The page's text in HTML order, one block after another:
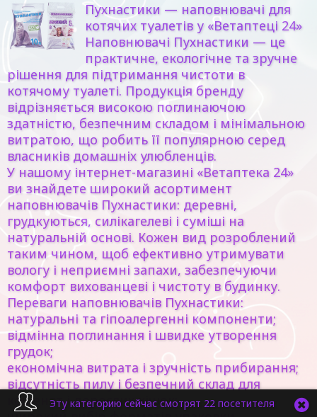
Пухнастики — наповнювачі для
котячих туалетів у «Ветаптеці 24»
Наповнювачі Пухнастики — це
практичне, екологічне та зручне
рішення для підтримання чистоти в
котячому туалеті. Продукція бренду
відрізняється високою поглинаючою
здатністю, безпечним складом і мінімальною
витратою, що робить її популярною серед
власників домашніх улюбленців.
У нашому інтернет-магазині «Ветаптека 24»
ви знайдете широкий асортимент
наповнювачів Пухнастики: деревні,
грудкуються, силікагелеві і суміші на
натуральній основі. Кожен вид розроблений
таким чином, щоб ефективно утримувати
вологу і неприємні запахи, забезпечуючи
комфорт вихованцеві і чистоту в будинку.
Переваги наповнювачів Пухнастики:
натуральні та гіпоалергенні компоненти;
відмінна поглинання і швидке утворення
грудок;
економічна витрата і зручність прибирання;
відсутність пилу і безпечний склад для
кошенят і дорослих кішок;
Эту категорию сейчас смотрят 22 посетителя